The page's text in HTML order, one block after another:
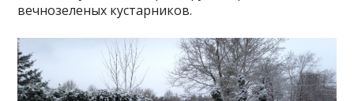
вечнозеленых кустарников.